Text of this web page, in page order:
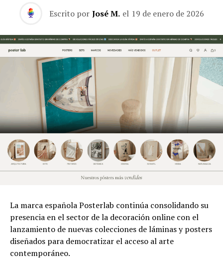
Escrito por José M. el 19 de enero de 2026
La marca española Posterlab continúa consolidando su
presencia en el sector de la decoración online con el
lanzamiento de nuevas colecciones de láminas y posters
diseñados para democratizar el acceso al arte
contemporáneo.